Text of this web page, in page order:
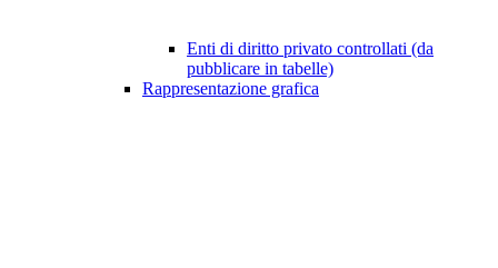
Enti di diritto privato controllati (da
pubblicare in tabelle)
Rappresentazione grafica